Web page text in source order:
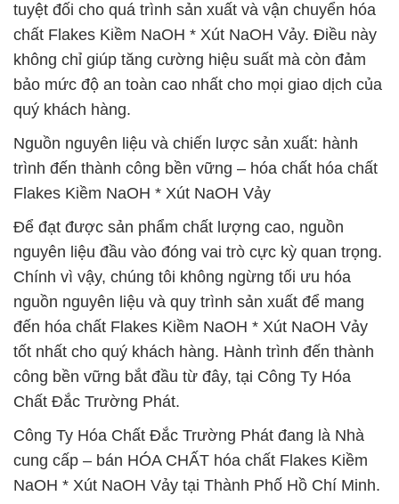
tuyệt đối cho quá trình sản xuất và vận chuyển hóa
chất Flakes Kiềm NaOH * Xút NaOH Vảy. Điều này
không chỉ giúp tăng cường hiệu suất mà còn đảm
bảo mức độ an toàn cao nhất cho mọi giao dịch của
quý khách hàng.
Nguồn nguyên liệu và chiến lược sản xuất: hành
trình đến thành công bền vững – hóa chất hóa chất
Flakes Kiềm NaOH * Xút NaOH Vảy
Để đạt được sản phẩm chất lượng cao, nguồn
nguyên liệu đầu vào đóng vai trò cực kỳ quan trọng.
Chính vì vậy, chúng tôi không ngừng tối ưu hóa
nguồn nguyên liệu và quy trình sản xuất để mang
đến hóa chất Flakes Kiềm NaOH * Xút NaOH Vảy
tốt nhất cho quý khách hàng. Hành trình đến thành
công bền vững bắt đầu từ đây, tại Công Ty Hóa
Chất Đắc Trường Phát.
Công Ty Hóa Chất Đắc Trường Phát đang là Nhà
cung cấp – bán HÓA CHẤT hóa chất Flakes Kiềm
NaOH * Xút NaOH Vảy tại Thành Phố Hồ Chí Minh.